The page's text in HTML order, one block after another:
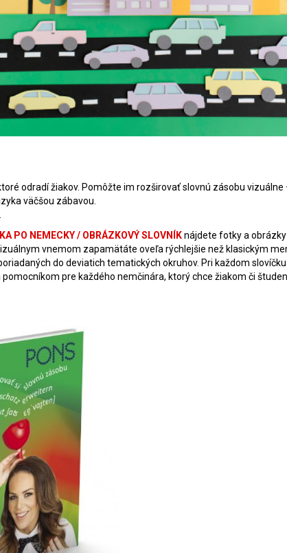
odradí žiakov. Pomôžte im rozširovať slovnú zásobu vizuálne
väčšou zábavou.
PO NEMECKY / OBRÁZKOVÝ SLOVNÍKnájdete fotky a
vnemom zapamätáte oveľa rýchlejšie než klasickým
do deviatich tematických okruhov. Pri každom
pre každého nemčinára, ktorý chce žiakom či